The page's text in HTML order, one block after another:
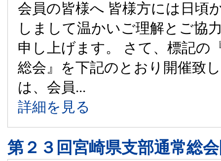
会員の皆様へ 皆様方には日頃
しまして温かいご理解とご協
申し上げます。 さて、標記の
総会』を下記のとおり開催致
は、会員...
詳細を見る
第２３回宮崎県支部通常総